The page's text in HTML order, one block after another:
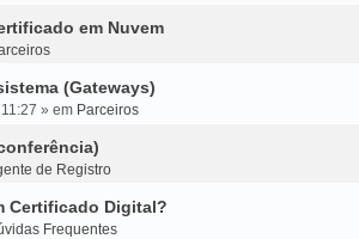
em Nuvem
(Gateways)
» em Parceiros
de Registro
Certificado Digital?
Frequentes